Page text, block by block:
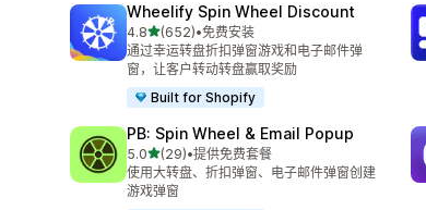
Wheelify Spin Wheel Discount
4.8星（满分 5 星）
(652)
总共 652 条评论
•免费安装
通过幸运转盘折扣弹窗游戏和电子邮件弹
窗，让客户转动转盘赢取奖励
Built for Shopify
PB: Spin Wheel & Email Popup
5.0星（满分 5 星）
(29)
总共 29 条评论
•提供免费套餐
使用大转盘、折扣弹窗、电子邮件弹窗创建
游戏弹窗